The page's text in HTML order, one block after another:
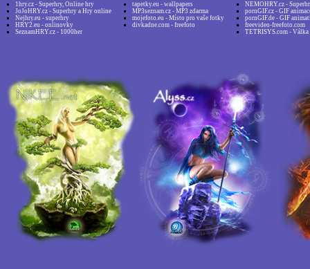
1hry.cz - Superhry, Online hry
JoJoHRY.cz - Superhry a Hry online
Nejhry.eu - superhry
HRY2.eu - onlinovky
SeznamHRY.cz - 1000her
tapetky.eu - wallpapers
MP3seznam.cz - MP3 zdarma
mojefoto.eu - Místo pro vaše fotky
divkadne.com - freefoto
NEMOHRY.cz -
pornGIF.cz - GIF
pornGIF.de - GIF
freevideo-freefoto.com
TETRISYS.com - Válka